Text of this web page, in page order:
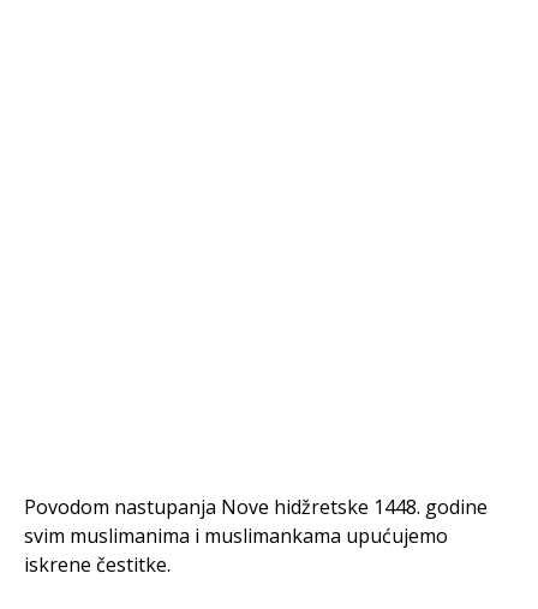
Povodom nastupanja Nove hidžretske 1448. godine
svim muslimanima i muslimankama upućujemo
iskrene čestitke.